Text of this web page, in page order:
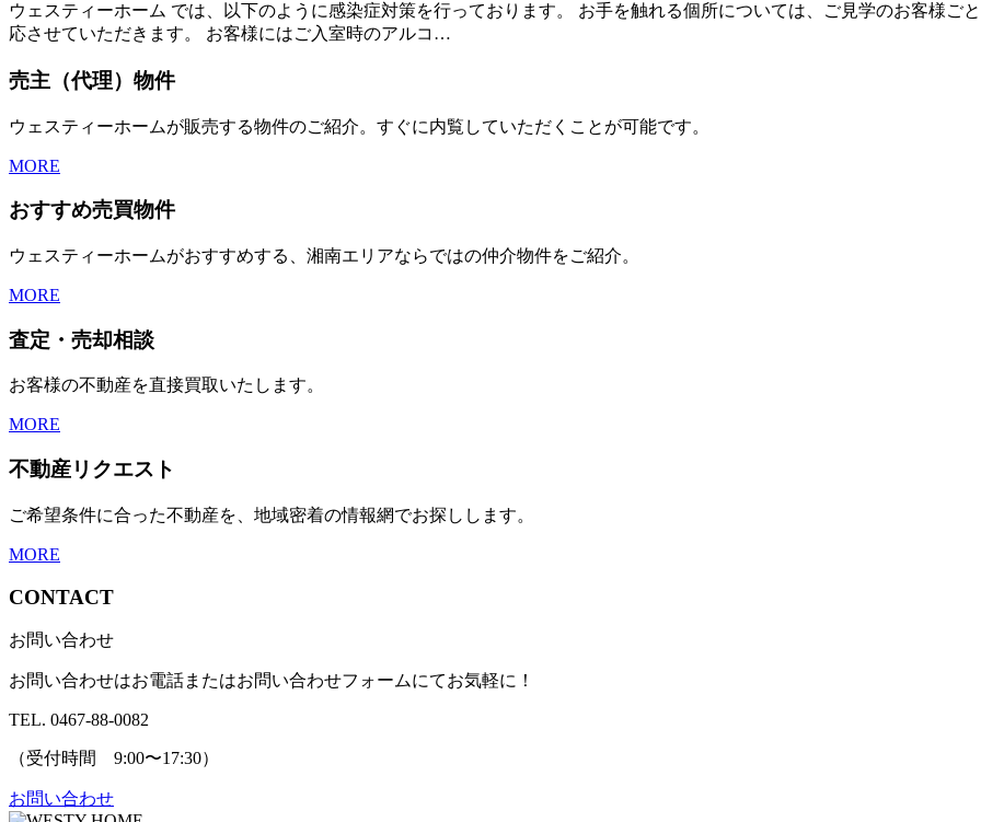
ウェスティーホーム では、以下のように感染症対策を行っております。 お手を触れる個所については、ご見学のお客様ご
応させていただきます。 お客様にはご入室時のアルコ…
売主（代理）物件
ウェスティーホームが販売する物件のご紹介。すぐに内覧していただくことが可能です。
MORE
おすすめ売買物件
ウェスティーホームがおすすめする、湘南エリアならではの仲介物件をご紹介。
MORE
査定・売却相談
お客様の不動産を直接買取いたします。
MORE
不動産リクエスト
ご希望条件に合った不動産を、地域密着の情報網でお探しします。
MORE
CONTACT
お問い合わせ
お問い合わせはお電話またはお問い合わせフォームにてお気軽に！
TEL. 0467-88-0082
（受付時間 9:00〜17:30）
お問い合わせ